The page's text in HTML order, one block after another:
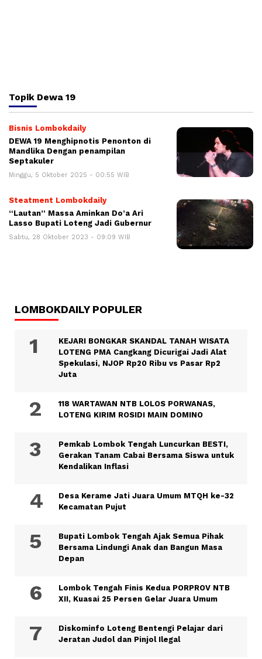
Topik Dewa 19
Bisnis Lombokdaily
DEWA 19 Menghipnotis Penonton di
Mandlika Dengan penampilan
Septakuler
Minggu, 5 Oktober 2025 - 00:55 WIB
Steatment Lombokdaily
“Lautan” Massa Aminkan Do’a Ari
Lasso Bupati Loteng Jadi Gubernur
Sabtu, 28 Oktober 2023 - 09:09 WIB
LOMBOKDAILY POPULER
KEJARI BONGKAR SKANDAL TANAH WISATA
LOTENG PMA Cangkang Dicurigai Jadi Alat
Spekulasi, NJOP Rp20 Ribu vs Pasar Rp2
Juta
118 WARTAWAN NTB LOLOS PORWANAS,
LOTENG KIRIM ROSIDI MAIN DOMINO
Pemkab Lombok Tengah Luncurkan BESTI,
Gerakan Tanam Cabai Bersama Siswa untuk
Kendalikan Inflasi
Desa Kerame Jati Juara Umum MTQH ke-32
Kecamatan Pujut
Bupati Lombok Tengah Ajak Semua Pihak
Bersama Lindungi Anak dan Bangun Masa
Depan
Lombok Tengah Finis Kedua PORPROV NTB
XII, Kuasai 25 Persen Gelar Juara Umum
Diskominfo Loteng Bentengi Pelajar dari
Jeratan Judol dan Pinjol Ilegal